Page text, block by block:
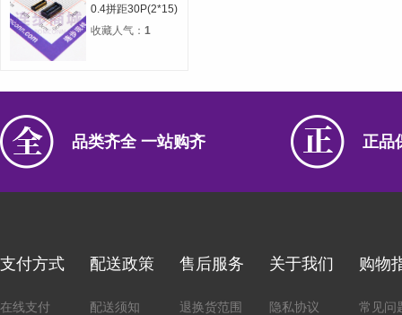
0.4拼距30P(2*15)
公母座合高1.5H宽
收藏人气： 1
品类齐全 一站购齐 正品
支付方式
在线支付
配送政策
配送须知
售后服务
退换货范围
关于我们
隐私协议
购物
常见问